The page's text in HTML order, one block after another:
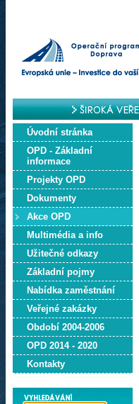
Úvodní stránka
OPD - Základní
informace
Projekty OPD
Dokumenty
Akce OPD
Multimédia a info
Užitečné odkazy
Základní pojmy
Nabídka zaměstnání
Veřejné zakázky
Období 2004-2006
OPD 2014 - 2020
Kontakty